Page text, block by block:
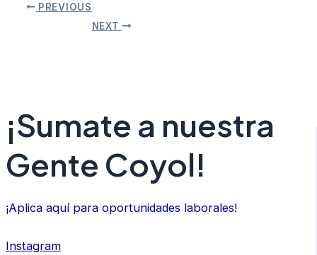
PREVIOUS
NEXT
¡Sumate a nuestra
Gente Coyol!
¡Aplica aquí para oportunidades laborales!
Instagram